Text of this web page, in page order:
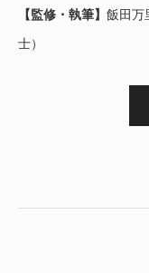
【監修・執筆】 飯田万
士）